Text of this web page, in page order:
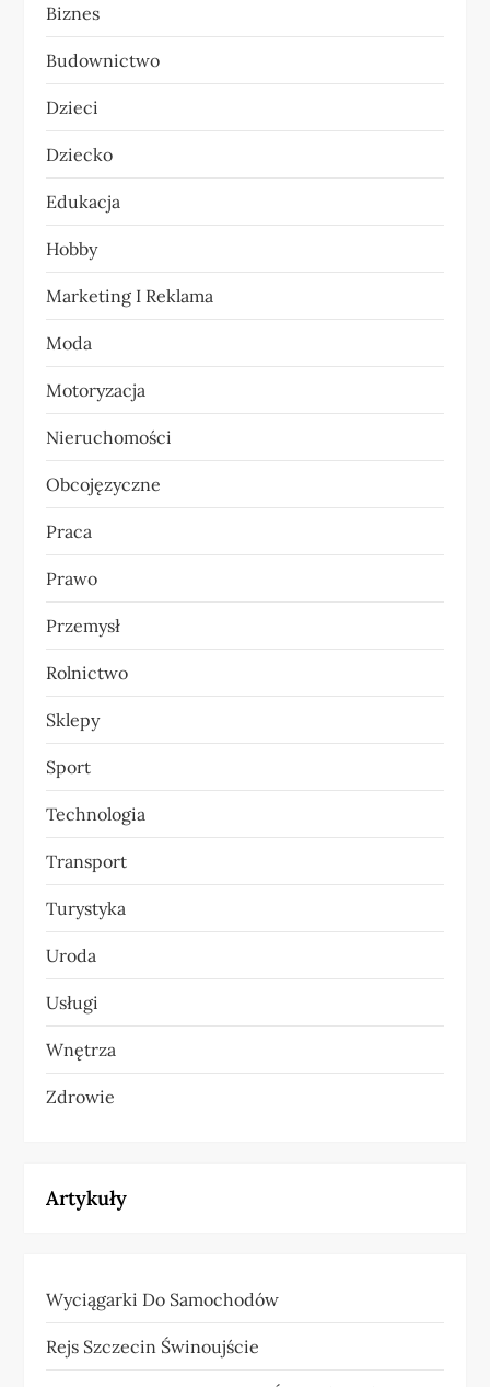
c
j
a
w
p
i
s
u
Biznes
Budownictwo
Dzieci
Dziecko
Edukacja
Hobby
Marketing I Reklama
Moda
Motoryzacja
Nieruchomości
Obcojęzyczne
Praca
Prawo
Przemysł
Rolnictwo
Sklepy
Sport
Technologia
Transport
Turystyka
Uroda
Usługi
Wnętrza
Zdrowie
Artykuły
Wyciągarki Do Samochodów
Rejs Szczecin Świnoujście